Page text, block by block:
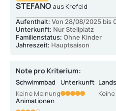
STEFANO aus Krefeld
Aufenthalt: Von 28/08/2025 bis
Unterkunft: Nur Stellplatz
Familienstatus: Ohne Kinder
Jahreszeit: Hauptsaison
Note pro Kriterium:
Schwimmbad
Keine Meinung
Unterkunft
Animationen